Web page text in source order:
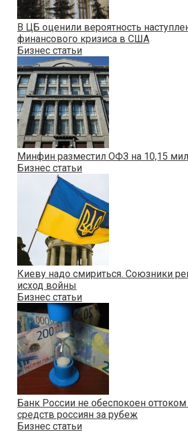
В ЦБ оценили вероятность
финансового кризиса в США
Бизнес статьи
Минфин разместил ОФЗ на 10,15
Бизнес статьи
Киеву надо смириться. Союзники
исход войны
Бизнес статьи
Банк России не обеспокоен
средств россиян за рубеж
Бизнес статьи